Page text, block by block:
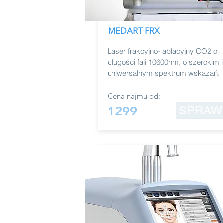
MEDART FRX
Laser frakcyjno- ablacyjny CO2 o
długości fali 10600nm, o szerokim i
uniwersalnym spektrum wskazań.
Cena najmu od:
1299